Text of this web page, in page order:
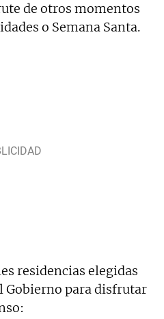
de otros momentos
o Semana Santa.
residencias elegidas
Gobierno para disfrutar